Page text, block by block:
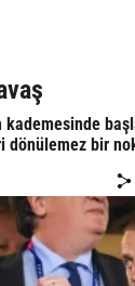
dönülemez bir